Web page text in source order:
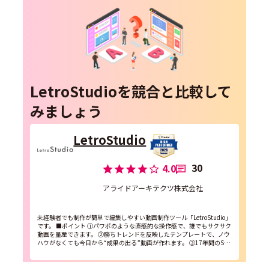
LetroStudioを競合と比較して
みましょう
LetroStudio
4.0 30
アライドアーキテクツ株式会社
未経験者でも制作が簡単で編集しやすい動画制作ツール「LetroStudio」
です。 ■ポイント ①パワポのような直感的な操作感で、誰でもサクサク
動画を量産できます。 ②勝ちトレンドを反映したテンプレートで、ノウ
ハウがなくても今日から“成果の出る”動画が作れます。 ③17年間のSN